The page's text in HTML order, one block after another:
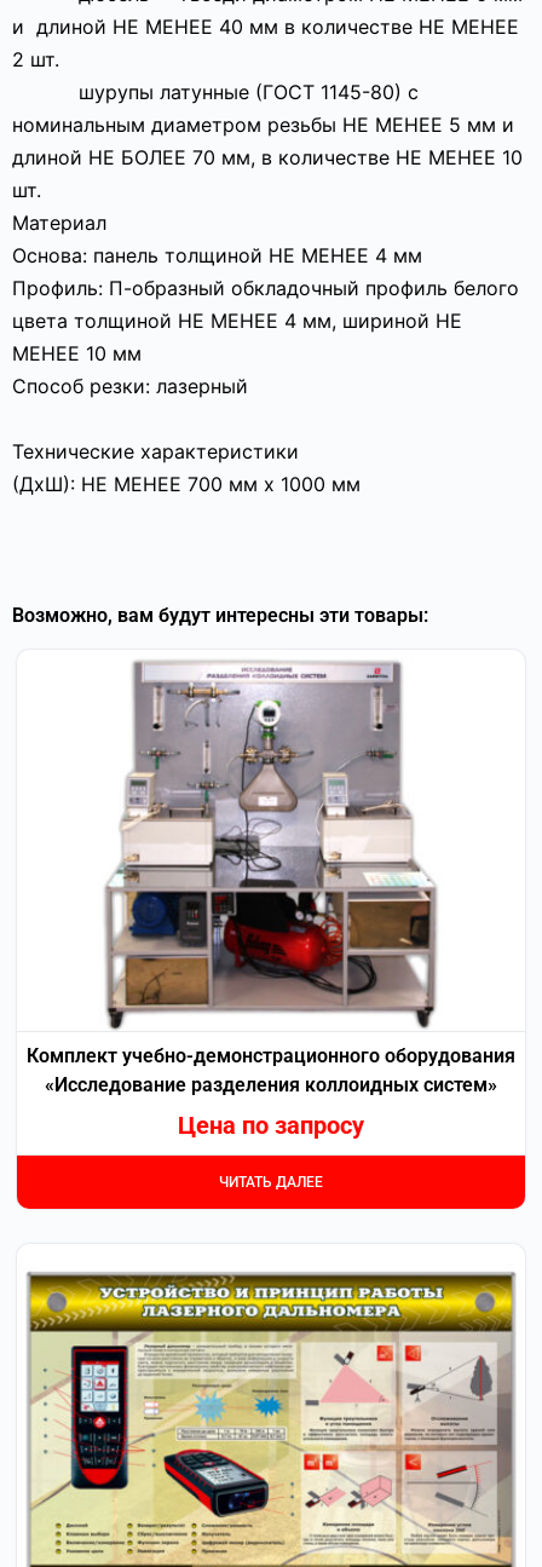
и длиной НЕ МЕНЕЕ 40 мм в количестве НЕ МЕНЕЕ
2 шт.
­ шурупы латунные (ГОСТ 1145-80) с
номинальным диаметром резьбы НЕ МЕНЕЕ 5 мм и
длиной НЕ БОЛЕЕ 70 мм, в количестве НЕ МЕНЕЕ 10
шт.
Материал
Основа: панель толщиной НЕ МЕНЕЕ 4 мм
Профиль: П-образный обкладочный профиль белого
цвета толщиной НЕ МЕНЕЕ 4 мм, шириной НЕ
МЕНЕЕ 10 мм
Способ резки: лазерный
Технические характеристики
(ДхШ): НЕ МЕНЕЕ 700 мм х 1000 мм
Возможно, вам будут интересны эти товары:
Комплект учебно-демонстрационного оборудования
«Исследование разделения коллоидных систем»
Цена по запросу
ЧИТАТЬ ДАЛЕЕ